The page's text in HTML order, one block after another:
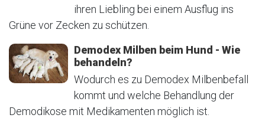
ihren Liebling bei einem Ausflug ins
Grüne vor Zecken zu schützen.
Demodex Milben beim Hund - Wie
behandeln?
Wodurch es zu Demodex Milbenbefall
kommt und welche Behandlung der
Demodikose mit Medikamenten möglich ist.